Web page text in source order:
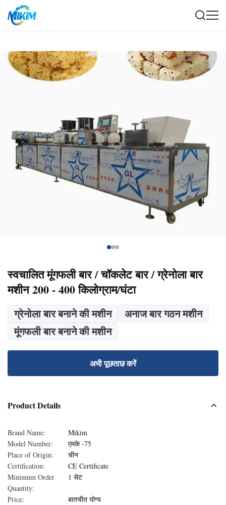
स्वचालित मूंगफली बार / चॉकलेट बार / ग्रेनोला बार
मशीन 200 - 400 किलोग्राम/घंटा
ग्रेनोला बार बनाने की मशीन
अनाज बार गठन मशीन
मूंगफली बार बनाने की मशीन
अभी पूछताछ करें
Product Details
Brand Name:
Mikim
Model Number:
एमके -75
Place of Origin:
चीन
Certification:
CE Certificate
Minimum Order
Quantity:
1 सेट
Price:
बातचीत योग्य